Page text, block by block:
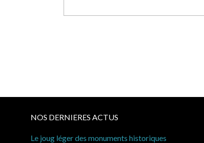
NOS DERNIERES ACTUS
Le joug léger des monuments historiques